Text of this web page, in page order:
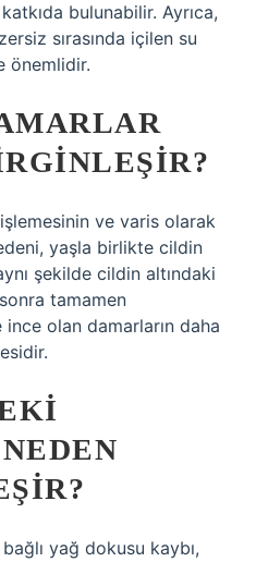
bulunabilir. Ayrıca,
sırasında içilen su
önemlidir.
ve varis olarak
yaşla birlikte cildin
şekilde cildin altındaki
tamamen
olan damarların daha
yağ dokusu kaybı,